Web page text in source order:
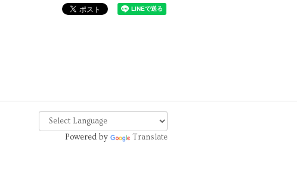
Powered by Translate